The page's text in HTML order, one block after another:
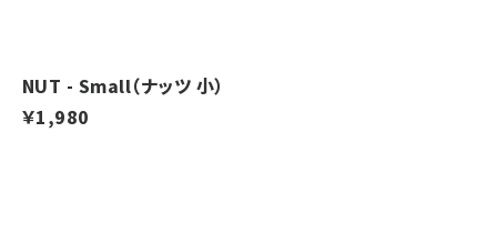
NUT - Small（ナッツ 小）
￥1,980